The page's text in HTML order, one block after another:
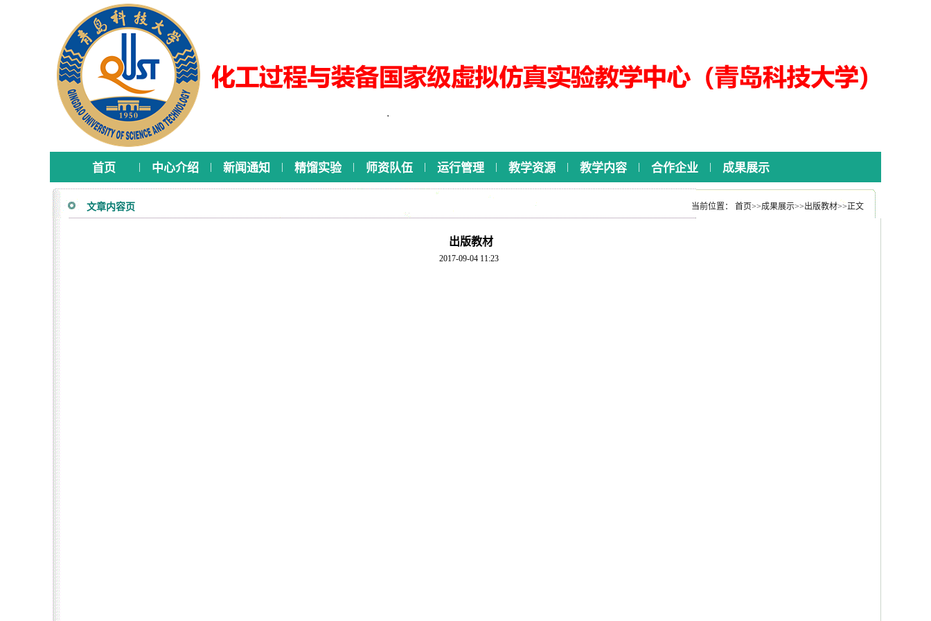
首页 | 中心介绍 | 新闻通知 | 精馏实验 | 师资队伍 | 运行管理 | 教学资源 | 教学内容 | 合作企业 | 成果展示
文章内容页 当前位置： 首页>>成果展示>>出版教材>>正文
出版教材
2017-09-04 11:23